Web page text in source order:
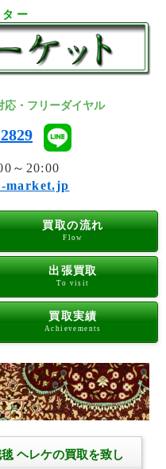
ー
応・フリーダイヤル
～20:00
market.jp
買取の流れ
Flow
出張買取
To visit
買取実績
Achievements
ヘレケの買取を致し